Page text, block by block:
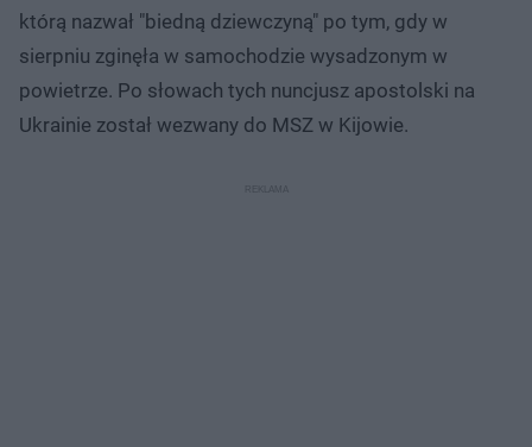
którą nazwał "biedną dziewczyną" po tym, gdy w
sierpniu zginęła w samochodzie wysadzonym w
powietrze. Po słowach tych nuncjusz apostolski na
Ukrainie został wezwany do MSZ w Kijowie.